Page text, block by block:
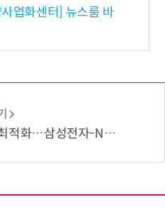
니스 미팅 지원…K
외 진출 교두보 확
업화센터] 뉴스룸 바
전자-NTT도코모 기술 검증